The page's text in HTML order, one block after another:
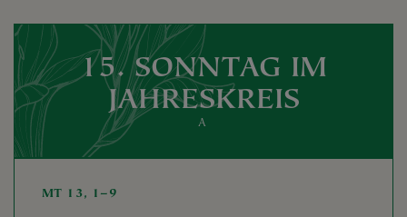
15. SONNTAG IM
JAHRESKREIS
A
MT 13, 1–9